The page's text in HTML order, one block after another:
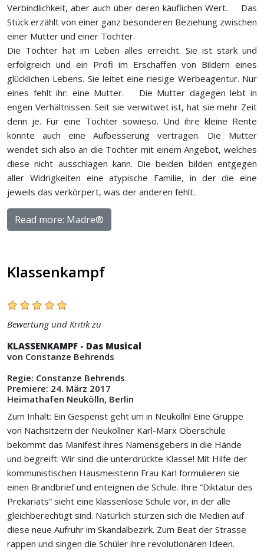
Verbindlichkeit, aber auch über deren käuflichen Wert. Das
Stück erzählt von einer ganz besonderen Beziehung zwischen
einer Mutter und einer Tochter.
Die Tochter hat im Leben alles erreicht. Sie ist stark und
erfolgreich und ein Profi im Erschaffen von Bildern eines
glücklichen Lebens. Sie leitet eine riesige Werbeagentur. Nur
eines fehlt ihr: eine Mutter. Die Mutter dagegen lebt in
engen Verhältnissen. Seit sie verwitwet ist, hat sie mehr Zeit
denn je. Für eine Tochter sowieso. Und ihre kleine Rente
könnte auch eine Aufbesserung vertragen. Die Mutter
wendet sich also an die Tochter mit einem Angebot, welches
diese nicht ausschlagen kann. Die beiden bilden entgegen
aller Widrigkeiten eine atypische Familie, in der die eine
jeweils das verkörpert, was der anderen fehlt.
Read more: Madre®
Klassenkampf
Bewertung und Kritik zu
KLASSENKAMPF - Das Musical
von Constanze Behrends
Regie: Constanze Behrends
Premiere: 24. März 2017
Heimathafen Neukölln, Berlin
Zum Inhalt: Ein Gespenst geht um in Neukölln! Eine Gruppe
von Nachsitzern der Neuköllner Karl-Marx Oberschule
bekommt das Manifest ihres Namensgebers in die Hände
und begreift: Wir sind die unterdrückte Klasse! Mit Hilfe der
kommunistischen Hausmeisterin Frau Karl formulieren sie
einen Brandbrief und enteignen die Schule. Ihre “Diktatur des
Prekariats“ sieht eine klassenlose Schule vor, in der alle
gleichberechtigt sind. Natürlich stürzen sich die Medien auf
diese neue Aufruhr im Skandalbezirk. Zum Beat der Strasse
rappen und singen die Schüler ihre revolutionären Ideen.